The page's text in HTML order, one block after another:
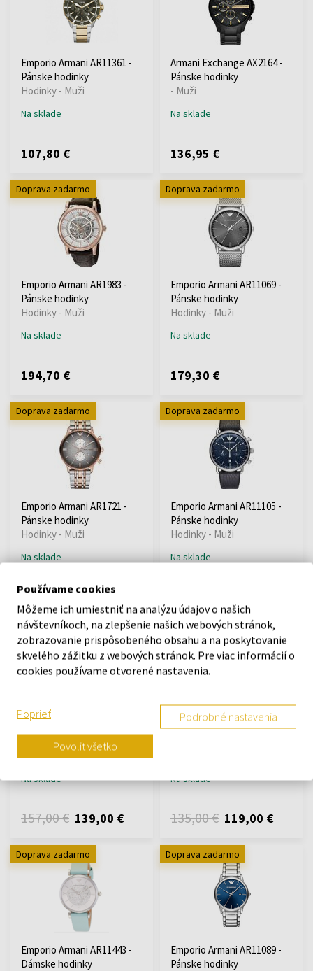
Emporio Armani AR11361 -
Pánske hodinky
Hodinky - Muži
Na sklade
107,80 €
Armani Exchange AX2164 -
Pánske hodinky
- Muži
Na sklade
136,95 €
Doprava zadarmo
Emporio Armani AR1983 -
Pánske hodinky
Hodinky - Muži
Na sklade
194,70 €
Doprava zadarmo
Emporio Armani AR11069 -
Pánske hodinky
Hodinky - Muži
Na sklade
179,30 €
Doprava zadarmo
Emporio Armani AR1721 -
Pánske hodinky
Hodinky - Muži
Na sklade
149,00 €
Doprava zadarmo
Emporio Armani AR11105 -
Pánske hodinky
Hodinky - Muži
Na sklade
Akcia Doprava zadarmo
Dámske hodinky
Hodinky - Ženy
Na sklade
157,00 € 139,00 €
Akcia Doprava zadarmo
Armani Exchange AX2405 -
Na sklade
135,00 € 119,00 €
Doprava zadarmo
Emporio Armani AR11443 -
Dámske hodinky
Doprava zadarmo
Emporio Armani AR11089 -
Pánske hodinky
Používame cookies
Môžeme ich umiestniť na analýzu údajov o našich
návštevníkoch, na zlepšenie našich webových stránok,
zobrazovanie prispôsobeného obsahu a na poskytovanie
skvelého zážitku z webových stránok. Pre viac informácií o
cookies používame otvorené nastavenia.
Poprieť Podrobné nastavenia
Povoliť všetko